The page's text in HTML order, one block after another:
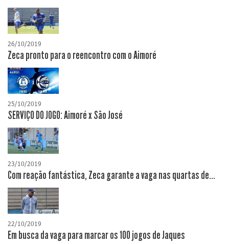
26/10/2019
Zeca pronto para o reencontro com o Aimoré
25/10/2019
SERVIÇO DO JOGO: Aimoré x São José
23/10/2019
Com reação fantástica, Zeca garante a vaga nas quartas de...
22/10/2019
Em busca da vaga para marcar os 100 jogos de Jaques